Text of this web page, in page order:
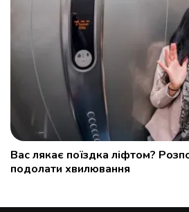
Вас лякає поїздка ліфтом?
подолати хвилювання